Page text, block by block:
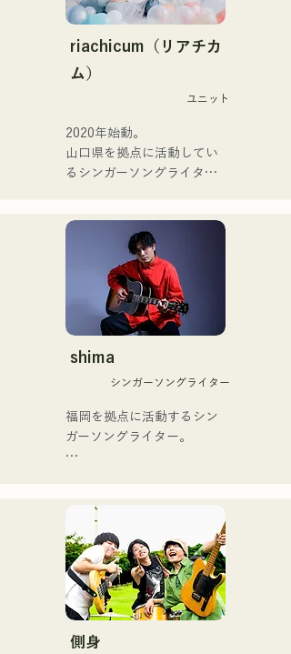
【新單曲】
她們的新歌《The World is
Love》將於2025年6月25日
×serendipity"でラジオDJを
務める。
デルやタレントとしても活
躍中。世界的有名なオーデ
ゴットタレント」で日本人
の芸人史上初のゴールデン
ブザーを獲得し、その後ス
もゴールデンブザーを獲得
した、ノボせもんなべの応
援歌「ゴールデンブザー」
や、アメリカ留学時代の心
友とコライトした本格的カ
ントリーソング「Life Goes
それらの楽曲を揃えた自身
初のフルアルバム「ONE
2025.12.31にリリースし、
iTunesカントリーアルバム
て」、FBS「福岡く
ん。」、「発見らくちゃ
く！」やFUKUOKA
STREET PARTY、
Hannibal Halloween Music
Festival ,sunset live2019、
鷹祭Summer Boostイベン
riachicum（リアチカ
ム）
ユニット
2020年始動。
山口県を拠点に活動してい
るシンガーソングライター
ユニット
コロナ禍に入り、音楽で山
口県を盛り上げたいという
思いからユニットを始動。
当初は動画配信サイトでの
活動のみだったが、2020年
12月より、山口県の地元イ
地元音楽イベントやライブ
ハウスを中心にパフォーマ
ンスをしている。
shima
シンガーソングライター
福岡を拠点に活動するシン
ガーソングライター。
ードの繊細さを併せ持つ楽
曲を届けている。
コンセプトは、「等身大の
ままで。僕とあなたのため
の音楽を。」気持ちが落ち
側身